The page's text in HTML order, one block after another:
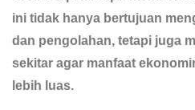
ini tidak hanya bertujuan
dan pengolahan, tetapi juga
sekitar agar manfaat
lebih luas.